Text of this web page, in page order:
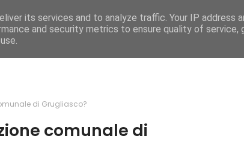
Caratteristiche Mega Menu
di Grugliasco?
comunale di
its services and to analyze traffic. Your IP address
and security metrics to ensure quality of service,